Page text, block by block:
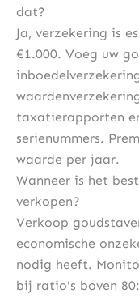
dat?
Ja, verzekering is
€1.000. Voeg uw
taxatierapporten
serienummers.
waarde per jaar.
Wanneer is het
verkopen?
Verkoop
economische
nodig heeft.
bij ratio's boven